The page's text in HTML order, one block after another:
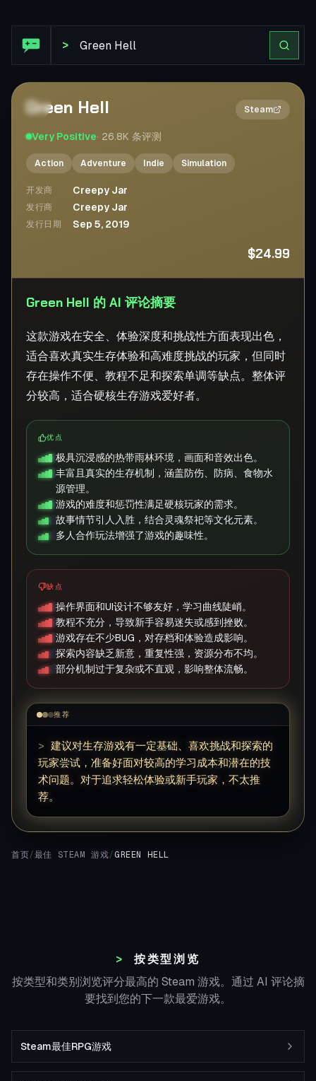
>
2×
Green Hell Steam
Very Positive· 26.8K 条评测
Action Adventure Indie Simulation
开发商 Creepy Jar
发行商 Creepy Jar
发行日期 Sep 5, 2019
$24.99
Green Hell 的 AI 评论摘要
这款游戏在安全、体验深度和挑战性方面表现出色，
适合喜欢真实生存体验和高难度挑战的玩家，但同时
存在操作不便、教程不足和探索单调等缺点。整体评
分较高，适合硬核生存游戏爱好者。
优点
极具沉浸感的热带雨林环境，画面和音效出色。
丰富且真实的生存机制，涵盖防伤、防病、食物水
源管理。
游戏的难度和惩罚性满足硬核玩家的需求。
故事情节引人入胜，结合灵魂祭祀等文化元素。
多人合作玩法增强了游戏的趣味性。
缺点
操作界面和UI设计不够友好，学习曲线陡峭。
教程不充分，导致新手容易迷失或感到挫败。
游戏存在不少BUG，对存档和体验造成影响。
探索内容缺乏新意，重复性强，资源分布不均。
部分机制过于复杂或不直观，影响整体流畅。
推荐
> 建议对生存游戏有一定基础、喜欢挑战和探索的
玩家尝试，准备好面对较高的学习成本和潜在的技
术问题。对于追求轻松体验或新手玩家，不太推
荐。
首页/最佳 STEAM 游戏/ GREEN HELL
按类型浏览
按类型和类别浏览评分最高的 Steam 游戏。通过 AI 评论摘
要找到您的下一款最爱游戏。
Steam最佳RPG游戏